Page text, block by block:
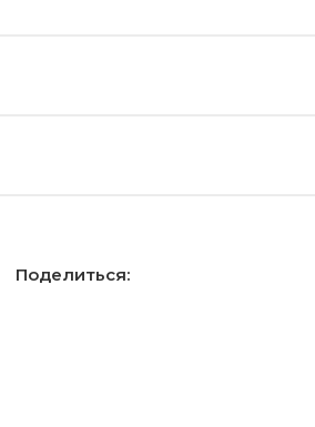
Поделиться: